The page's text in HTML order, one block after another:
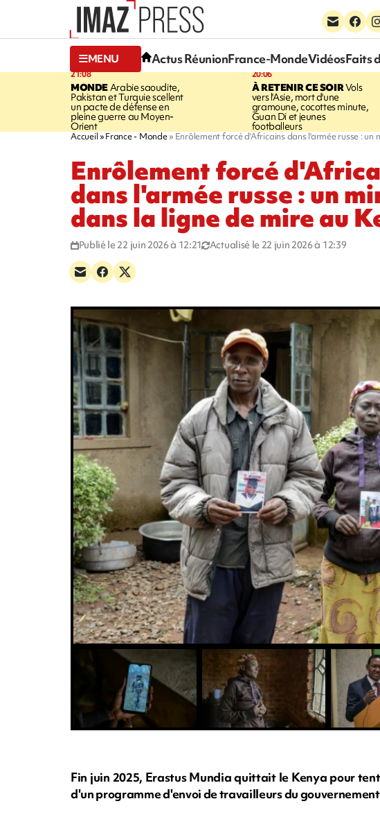
MENU Actus RéunionFrance-MondeVidéosFaits
21:08
MONDE Arabie saoudite,
Pakistan et Turquie scellent
un pacte de défense en
pleine guerre au Moyen-
Orient
20:06
À RETENIR CE SOIRVols
vers l'Asie, mort d'une
gramoune, cocottes minute,
Guan Di et jeunes
footballeurs
Accueil France - Monde Enrôlement forcé d'Africains dans l'armée russe :
Enrôlement forcé
dans l'armée russe : un
dans la ligne de mire au
Publié le 22 juin 2026 à 12:21 Actualisé le 22 juin 2026 à 12:39
Fin juin 2025, Erastus Mundia quittait le Kenya pour
d'un programme d'envoi de travailleurs du